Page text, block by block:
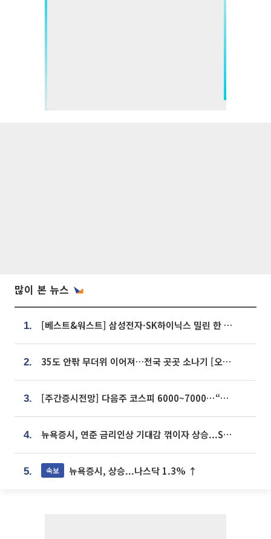
많이 본 뉴스
1. [베스트&워스트] 삼성전자·SK하이닉스 밀린 한 주…상상인증권은 85% 급등
2. 35도 안팎 무더위 이어져…전국 곳곳 소나기 [오늘 날씨]
3. [주간증시전망] 다음주 코스피 6000~7000⋯“外人 수급은 정책이 변수”
4. 뉴욕증시, 연준 금리인상 기대감 꺾이자 상승...S&P500 사상 최고치 [종합]
5. 속보 뉴욕증시, 상승...나스닥 1.3% ↑